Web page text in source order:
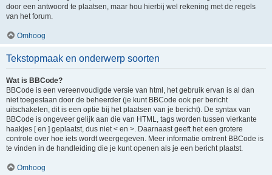
door een antwoord te plaatsen, maar hou hierbij wel rekening met de regels
van het forum.
Omhoog
Tekstopmaak en onderwerp soorten
Wat is BBCode?
BBCode is een vereenvoudigde versie van html, het gebruik ervan is al dan
niet toegestaan door de beheerder (je kunt BBCode ook per bericht
uitschakelen, dit is een optie bij het plaatsen van je bericht). De syntax van
BBCode is ongeveer gelijk aan die van HTML, tags worden tussen vierkante
haakjes [ en ] geplaatst, dus niet < en >. Daarnaast geeft het een grotere
controle over hoe iets wordt weergegeven. Meer informatie omtrent BBCode is
te vinden in de handleiding die je kunt openen als je een bericht plaatst.
Omhoog